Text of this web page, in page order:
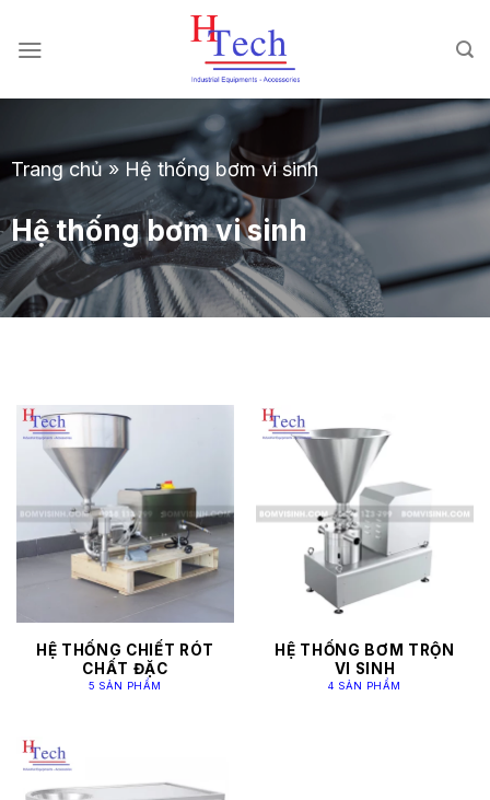
đến
dung
Trang chủ»Hệ thống bơm vi sinh
Hệ thống bơm vi sinh
HỆ THỐNG CHIẾT RÓT
CHẤT ĐẶC
5 SẢN PHẨM
HỆ THỐNG BƠM TRỘN
VI SINH
4 SẢN PHẨM